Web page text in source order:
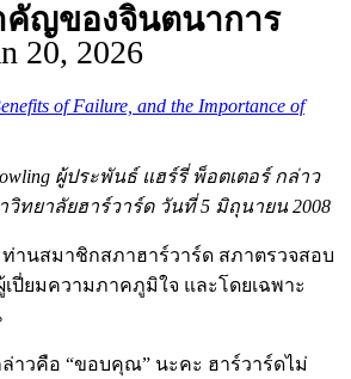
คัญของจินตนาการ
20, 2026
of Failure, and the Importance of
ผู้ประพันธ์ แฮร์รี่ พ็อตเตอร์ กล่าว
ทยาลัยฮาร์วาร์ด วันที่ 5 มิถุนายน 2008
านสมาชิกสภาฮาร์วาร์ด สภาตรวจสอบ
ปี่ยมความภาคภูมิใจ และโดยเฉพาะ
าวคือ “ขอบคุณ” นะคะ ฮาร์วาร์ดไม่